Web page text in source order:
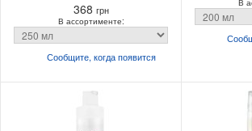
368 грн
В ассортименте:
Сообщите, когдапоявится